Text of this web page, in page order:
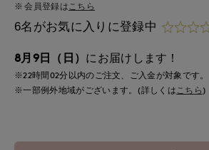
会員登録は こちら
6名がお気に入りに登録中
8月9日（日） にお届けします！
※22時間02分以内のご注文、ご入金が対象です。
※一部例外地域がございます。(詳しくはこちら )